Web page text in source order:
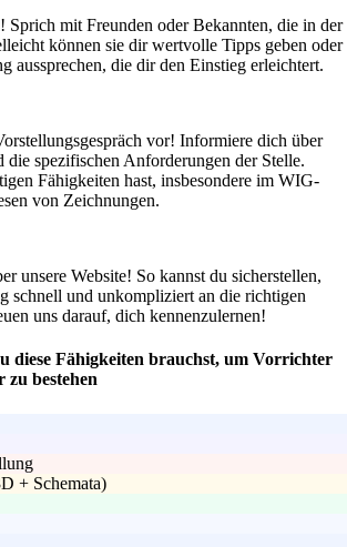
Sprich mit Freunden oder Bekannten, die in der
können sie dir wertvolle Tipps geben oder
aussprechen, die dir den Einstieg erleichtert.
vor! Informiere dich über
die spezifischen Anforderungen der Stelle.
Fähigkeiten hast, insbesondere im WIG-
von Zeichnungen.
unsere Website! So kannst du sicherstellen,
schnell und unkompliziert an die richtigen
uns darauf, dich kennenzulernen!
diese Fähigkeiten brauchst, um Vorrichter
bestehen
+ Schemata)